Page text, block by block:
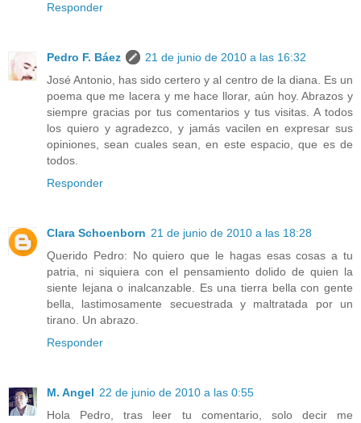
Responder
Pedro F. Báez
21 de junio de 2010 a las 16:32
José Antonio, has sido certero y al centro de la diana. Es un
poema que me lacera y me hace llorar, aún hoy. Abrazos y
siempre gracias por tus comentarios y tus visitas. A todos
los quiero y agradezco, y jamás vacilen en expresar sus
opiniones, sean cuales sean, en este espacio, que es de
todos.
Responder
Clara Schoenborn 21 de junio de 2010 a las 18:28
Querido Pedro: No quiero que le hagas esas cosas a tu
patria, ni siquiera con el pensamiento dolido de quien la
siente lejana o inalcanzable. Es una tierra bella con gente
bella, lastimosamente secuestrada y maltratada por un
tirano. Un abrazo.
Responder
M. Angel 22 de junio de 2010 a las 0:55
Hola Pedro, tras leer tu comentario, solo decir me